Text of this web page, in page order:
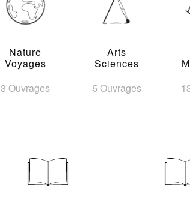
Nature
Voyages
3 Ouvrages
Arts
Sciences
5 Ouvrages